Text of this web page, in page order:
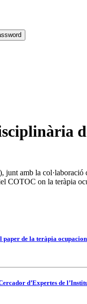
amb la
COTOC on la teràpia
de la teràpia
d’Expertes de